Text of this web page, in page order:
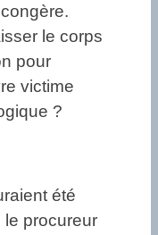
le corps
pour
victime
?
été
le procureur